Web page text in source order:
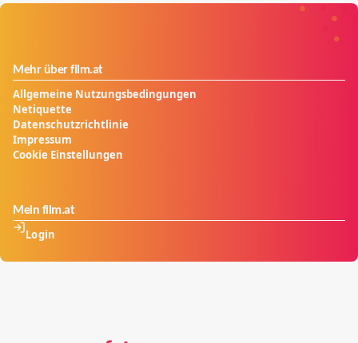
Mehr über film.at
Allgemeine Nutzungsbedingungen
Netiquette
Datenschutzrichtlinie
Impressum
Cookie Einstellungen
Mein film.at
Login